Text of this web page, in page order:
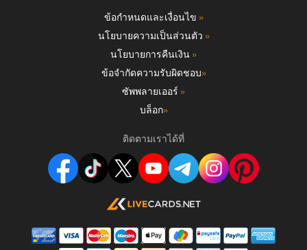
ข้อกำหนดและเงื่อนไข »
นโยบายความเป็นส่วนตัว »
นโยบายการคืนเงิน »
ข้อจำกัดความรับผิดชอบ»
ซัพพลายเออร์ »
บล็อก»
ติดตามเราได้ที่